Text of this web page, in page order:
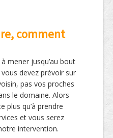
comment
mener jusqu’au bout
devez prévoir sur
pas vos proches
le domaine. Alors
plus qu’à prendre
et vous serez
intervention.